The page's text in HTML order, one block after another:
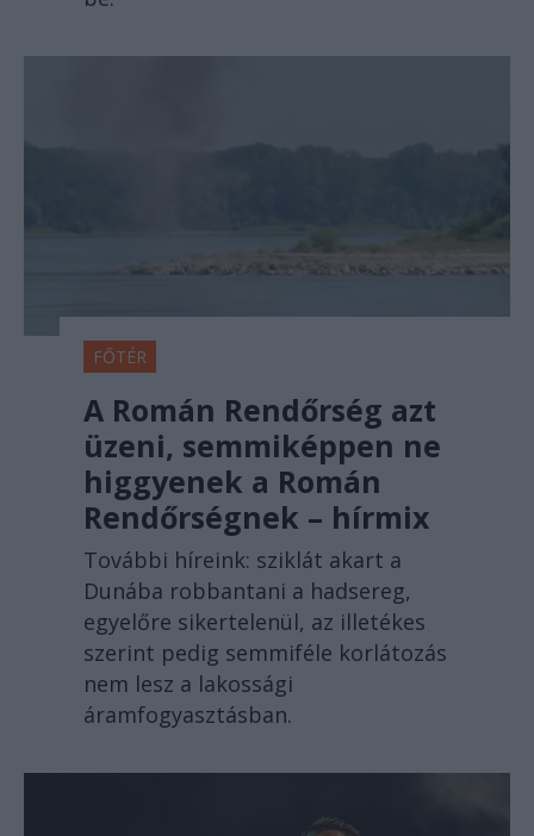
FŐTÉR
A Román Rendőrség azt
üzeni, semmiképpen ne
higgyenek a Román
Rendőrségnek – hírmix
További híreink: sziklát akart a
Dunába robbantani a hadsereg,
egyelőre sikertelenül, az illetékes
szerint pedig semmiféle korlátozás
nem lesz a lakossági
áramfogyasztásban.